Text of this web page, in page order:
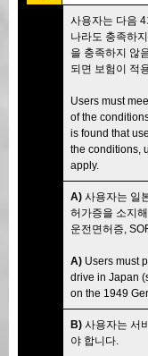
사용자는 다음
나라도 충족하
을 충족하지 않
되면 보험이 적
Users must
of the
is found that
the conditions,
apply.
A) 사용자는 일
허가증을 소지
운전면허증,
A) Users must
drive in Japan
on the 1949
B) 사용자는 서
야 합니다.